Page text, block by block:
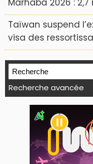
Marhaba 2026 :
Taïwan suspend
visa des
Recherche avancée